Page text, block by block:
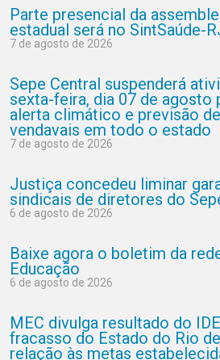
Parte presencial da
estadual será no SintSaúde-
7 de agosto de 2026
Sepe Central suspenderá
sexta-feira, dia 07 de agosto
alerta climático e previsão
vendavais em todo o estado
7 de agosto de 2026
Justiça concedeu liminar
sindicais de diretores do
6 de agosto de 2026
Baixe agora o boletim da
Educação
6 de agosto de 2026
MEC divulga resultado do
fracasso do Estado do Rio
relação às metas